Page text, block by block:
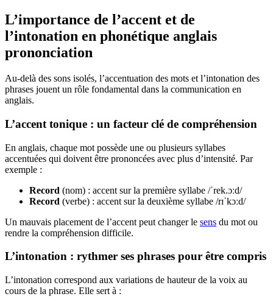
L’importance de l’accent et de
l’intonation en phonétique anglais
prononciation
Au-delà des sons isolés, l’accentuation des mots et l’intonation des
phrases jouent un rôle fondamental dans la communication en
anglais.
L’accent tonique : un facteur clé de compréhension
En anglais, chaque mot possède une ou plusieurs syllabes
accentuées qui doivent être prononcées avec plus d’intensité. Par
exemple :
Record (nom) : accent sur la première syllabe /ˈrek.ɔːd/
Record (verbe) : accent sur la deuxième syllabe /rɪˈkɔːd/
Un mauvais placement de l’accent peut changer le sens du mot ou
rendre la compréhension difficile.
L’intonation : rythmer ses phrases pour être compris
L’intonation correspond aux variations de hauteur de la voix au
cours de la phrase. Elle sert à :